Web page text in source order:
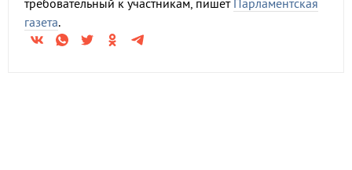
требовательный к участникам, пишет Парламентская
газета.